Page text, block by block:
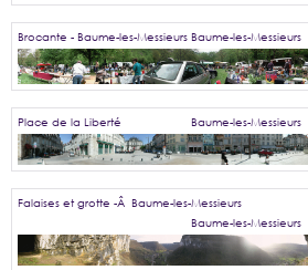
Brocante - Baume-les-Messieurs Baume-les-Messieurs
Place de la Liberté Baume-les-Messieurs
Falaises et grotte -Â Baume-les-Messieurs
Baume-les-Messieurs